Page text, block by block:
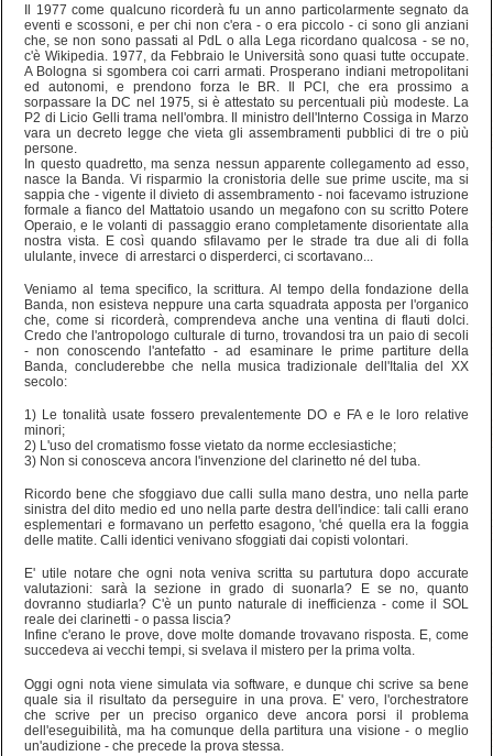
Il 1977 come qualcuno ricorderà fu un anno particolarmente segnato da
eventi e scossoni, e per chi non c'era - o era piccolo - ci sono gli anziani
che, se non sono passati al PdL o alla Lega ricordano qualcosa - se no,
c'è Wikipedia. 1977, da Febbraio le Università sono quasi tutte occupate.
A Bologna si sgombera coi carri armati. Prosperano indiani metropolitani
ed autonomi, e prendono forza le BR. Il PCI, che era prossimo a
sorpassare la DC nel 1975, si è attestato su percentuali più modeste. La
P2 di Licio Gelli trama nell'ombra. Il ministro dell'Interno Cossiga in Marzo
vara un decreto legge che vieta gli assembramenti pubblici di tre o più
persone.
In questo quadretto, ma senza nessun apparente collegamento ad esso,
nasce la Banda. Vi risparmio la cronistoria delle sue prime uscite, ma si
sappia che - vigente il divieto di assembramento - noi facevamo istruzione
formale a fianco del Mattatoio usando un megafono con su scritto Potere
Operaio, e le volanti di passaggio erano completamente disorientate alla
nostra vista. E così quando sfilavamo per le strade tra due ali di folla
ululante, invece di arrestarci o disperderci, ci scortavano...
Veniamo al tema specifico, la scrittura. Al tempo della fondazione della
Banda, non esisteva neppure una carta squadrata apposta per l'organico
che, come si ricorderà, comprendeva anche una ventina di flauti dolci.
Credo che l'antropologo culturale di turno, trovandosi tra un paio di secoli
- non conoscendo l'antefatto - ad esaminare le prime partiture della
Banda, concluderebbe che nella musica tradizionale dell'Italia del XX
secolo:
1) Le tonalità usate fossero prevalentemente DO e FA e le loro relative
minori;
2) L'uso del cromatismo fosse vietato da norme ecclesiastiche;
3) Non si conosceva ancora l'invenzione del clarinetto né del tuba.
Ricordo bene che sfoggiavo due calli sulla mano destra, uno nella parte
sinistra del dito medio ed uno nella parte destra dell'indice: tali calli erano
esplementari e formavano un perfetto esagono, 'ché quella era la foggia
delle matite. Calli identici venivano sfoggiati dai copisti volontari.
E' utile notare che ogni nota veniva scritta su partutura dopo accurate
valutazioni: sarà la sezione in grado di suonarla? E se no, quanto
dovranno studiarla? C'è un punto naturale di inefficienza - come il SOL
reale dei clarinetti - o passa liscia?
Infine c'erano le prove, dove molte domande trovavano risposta. E, come
succedeva ai vecchi tempi, si svelava il mistero per la prima volta.
Oggi ogni nota viene simulata via software, e dunque chi scrive sa bene
quale sia il risultato da perseguire in una prova. E' vero, l'orchestratore
che scrive per un preciso organico deve ancora porsi il problema
dell'eseguibilità, ma ha comunque della partitura una visione - o meglio
un'audizione - che precede la prova stessa.